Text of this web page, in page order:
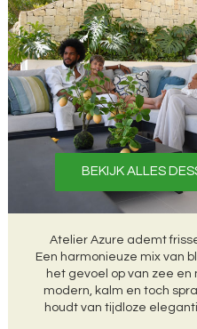
BEKIJK ALLES
Atelier Azure ademt
Een harmonieuze mix van
het gevoel op van zee en
modern, kalm en toch
houdt van tijdloze